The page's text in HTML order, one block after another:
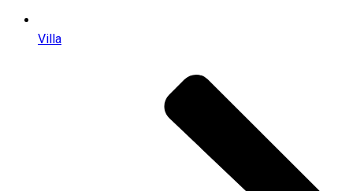
Villa